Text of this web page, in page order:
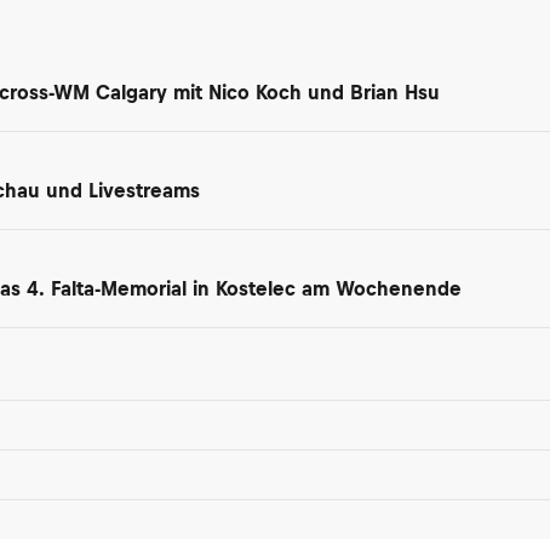
WM Calgary mit Nico Koch und Brian Hsu
und Livestreams
4. Falta-Memorial in Kostelec am Wochenende